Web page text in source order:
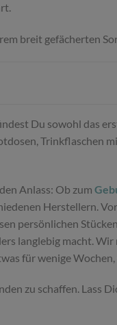
breit gefächerten
Du sowohl das
Anlass: Ob zum
Herstellern.
persönlichen
langlebig macht.
für wenige Wochen,
zu schaffen. Lass